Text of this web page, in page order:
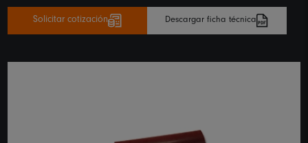
Solicitar cotización Descargar ficha técnica